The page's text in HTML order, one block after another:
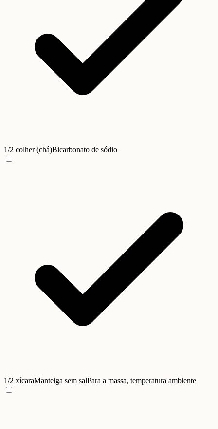
1/2 colher (chá)Bicarbonato de sódio
1/2 xícaraManteiga sem salPara a massa, temperatura ambiente